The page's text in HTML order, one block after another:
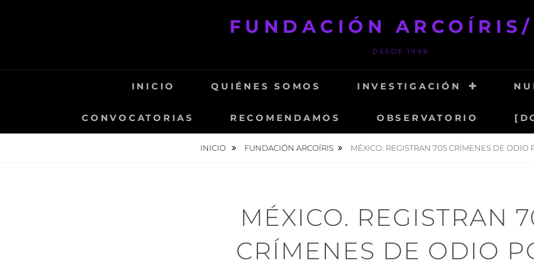
FUNDACIÓN ARCOÍRIS/
DESDE 1998
INICIO QUIÉNES SOMOS INVESTIGACIÓN
CONVOCATORIAS RECOMENDAMOS OBSERVATORIO
INICIO FUNDACIÓN ARCOÍRIS MÉXICO. REGISTRAN 705 CRÍMENES DE ODIO
MÉXICO. REGISTRAN
CRÍMENES DE ODIO